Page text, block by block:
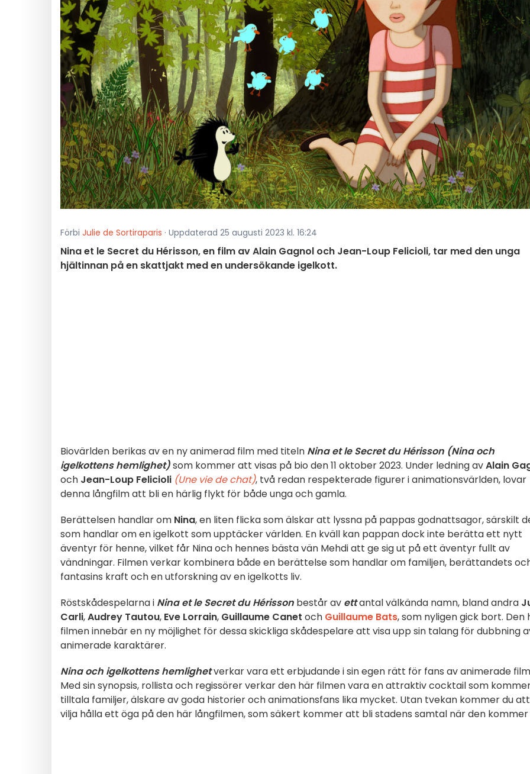
Förbi Julie de Sortiraparis · Uppdaterad 25 augusti 2023 kl. 16:24
Nina et le Secret du Hérisson, en film av Alain Gagnol och Jean-Loup Felicioli, tar med den unga
hjältinnan på en skattjakt med en undersökande igelkott.
Biovärlden berikas av en ny animerad film med titeln Nina et le Secret du Hérisson (Nina och
igelkottens hemlighet)som kommer att visas på bio den 11 oktober 2023. Under ledning avAlain
och Jean-Loup Felicioli (Une vie de chat), två redan respekterade figurer i animationsvärlden, lovar
denna långfilm att bli en härlig flykt för både unga och gamla.
Berättelsen handlar om Nina, en liten flicka som älskar att lyssna på pappas godnattsagor, särskilt
som handlar om en igelkott som upptäcker världen. En kväll kan pappan dock inte berätta ett nytt
äventyr för henne, vilket får Nina och hennes bästa vän Mehdi att ge sig ut på ett äventyr fullt av
vändningar. Filmen verkar kombinera både en berättelse som handlar om familjen, berättandets
fantasins kraft och en utforskning av en igelkotts liv.
Röstskådespelarna i Nina et le Secret du Hérisson består av ettantal välkända namn, bland andra
Carli,Audrey Tautou, Eve Lorrain, Guillaume Canet och Guillaume Bats, som nyligen gick bort. Den
filmen innebär en ny möjlighet för dessa skickliga skådespelare att visa upp sin talang för dubbning
animerade karaktärer.
Nina och igelkottens hemlighetverkar vara ett erbjudande i sin egen rätt för fans av animerade
Med sin synopsis, rollista och regissörer verkar den här filmen vara en attraktiv cocktail som
tilltala familjer, älskare av goda historier och animationsfans lika mycket. Utan tvekan kommer du att
vilja hålla ett öga på den här långfilmen, som säkert kommer att bli stadens samtal när den kommer